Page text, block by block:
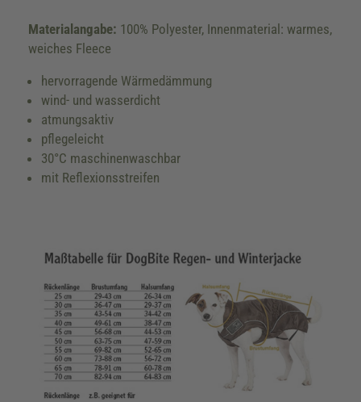
Materialangabe: 100% Polyester, Innenmaterial: warmes,
weiches Fleece
hervorragende Wärmedämmung
wind- und wasserdicht
atmungsaktiv
pflegeleicht
30°C maschinenwaschbar
mit Reflexionsstreifen